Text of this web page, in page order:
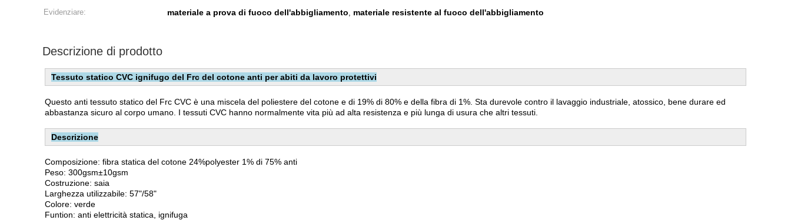
Evidenziare:
materiale a prova di fuoco dell'abbigliamento, materiale resistente al fuoco dell'abbigliamento
Descrizione di prodotto
Tessuto statico CVC ignifugo del Frc del cotone anti per abiti da lavoro protettivi
Questo anti tessuto statico del Frc CVC è una miscela del poliestere del cotone e di 19% di 80% e della fibra di 1%. Sta durevole contro il lavaggio industriale, atossico, bene durare ed
abbastanza sicuro al corpo umano. I tessuti CVC hanno normalmente vita più ad alta resistenza e più lunga di usura che altri tessuti.
Descrizione
Composizione: fibra statica del cotone 24%polyester 1% di 75% anti
Peso: 300gsm±10gsm
Costruzione: saia
Larghezza utilizzabile: 57"/58"
Colore: verde
Funtion: anti elettricità statica, ignifuga